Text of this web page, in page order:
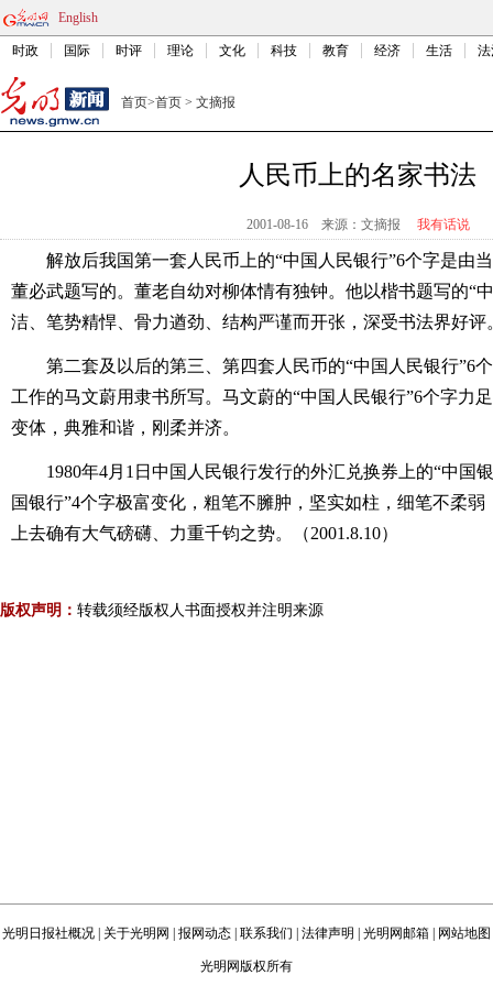
English
时政 国际 时评 理论 文化 科技 教育 经济 生活
首页>首页 > 文摘报
人民币上的名家书法
2001-08-16 来源：文摘报 我有话说
解放后我国第一套人民币上的“中国人民银行”6个字是由
董必武题写的。董老自幼对柳体情有独钟。他以楷书题写的“
洁、笔势精悍、骨力遒劲、结构严谨而开张，深受书法界好评
第二套及以后的第三、第四套人民币的“中国人民银行”6
工作的马文蔚用隶书所写。马文蔚的“中国人民银行”6个字力
变体，典雅和谐，刚柔并济。
1980年4月1日中国人民银行发行的外汇兑换券上的“中国
国银行”4个字极富变化，粗笔不臃肿，坚实如柱，细笔不柔
上去确有大气磅礴、力重千钧之势。（2001.8.10）
版权声明： 转载须经版权人书面授权并注明来源
光明日报社概况 关于光明网 报网动态 联系我们 法律声明 光明网邮箱 网站地图
光明网版权所有